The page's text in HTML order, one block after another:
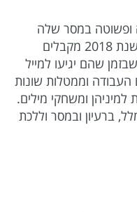
ופשוטה במסר שלה
ובמלל שלה. זכרו שרוב האנשים בשנת 2018 מקבלים
שבזמן שהם יגיעו למייל
העבודה וממטלות שונות
למיניהן ומשחקי מילים.
ברעיון ובמסר וללכת